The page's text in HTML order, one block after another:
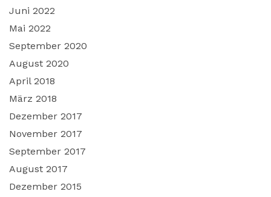
Juni 2022
Mai 2022
September 2020
August 2020
April 2018
März 2018
Dezember 2017
November 2017
September 2017
August 2017
Dezember 2015